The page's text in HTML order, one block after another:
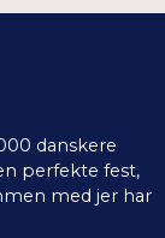
danskere
perfekte fest,
med jer har